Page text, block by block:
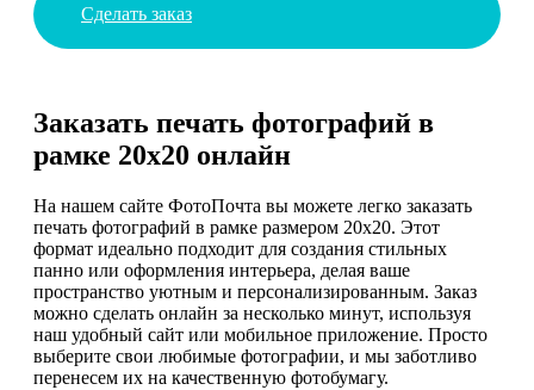
Сделать заказ
Заказать печать фотографий в
рамке 20х20 онлайн
На нашем сайте ФотоПочта вы можете легко заказать
печать фотографий в рамке размером 20х20. Этот
формат идеально подходит для создания стильных
панно или оформления интерьера, делая ваше
пространство уютным и персонализированным. Заказ
можно сделать онлайн за несколько минут, используя
наш удобный сайт или мобильное приложение. Просто
выберите свои любимые фотографии, и мы заботливо
перенесем их на качественную фотобумагу.